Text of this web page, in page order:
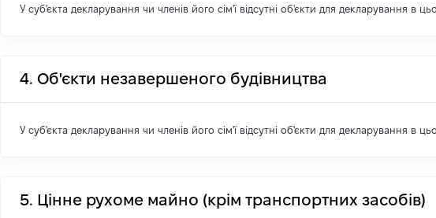
У суб'єкта декларування чи членів його сім'ї відсутні об'єкти для декларування в
4. Об'єкти незавершеного будівництва
У суб'єкта декларування чи членів його сім'ї відсутні об'єкти для декларування в
5. Цінне рухоме майно (крім транспортних засобів)